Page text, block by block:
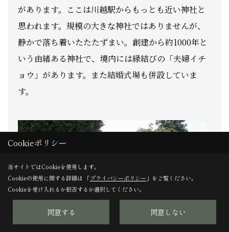
があります。ここは川越駅からもっとも近い神社と
思われます。規模の大きな神社ではありませんが、
静かで落ち着いたたたずまい。創建から約1000年と
いう由緒ある神社で、境内には縁結びの「夫婦イチ
ョウ」があります。また結婚式場も併設していま
す。
Cookieポリシー
当サイトではCookieを使用します。
Cookieの使用に関する詳細は 「プライバシーポリシー 」をご覧ください。
Cookieを受け入れるか拒否するか選択してください。
同意する 同意しない